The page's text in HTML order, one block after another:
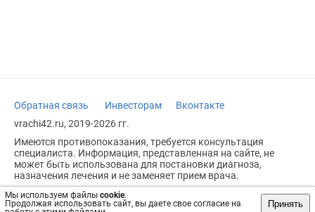
Мы используем файлы cookie.
Продолжая использовать сайт, вы даете свое согласие на
Принять
Обратная связь Инвесторам
Вконтакте
vrachi42.ru, 2019-2026 гг.
Имеются противопоказания, требуется консультация
специалиста. Информация, представленная на сайте, не
может быть использована для постановки диагноза,
назначения лечения и не заменяет прием врача.
Возрастное ограничение: 18+